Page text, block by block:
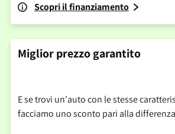
Scopri il finanziamento
Miglior prezzo garantito
E se trovi un'auto con le stesse
facciamo uno sconto pari alla